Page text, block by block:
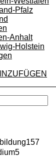
Pfalz
Anhalt
Holstein
157
5